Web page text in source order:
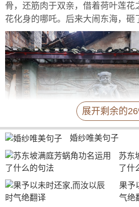
骨，还筋肉于双亲，借着荷叶莲花
花化身的哪吒。后来大闹东海，砸
哪吒闹海、伏龙的传说主要
《封神演义》、《西游记》和《三
展开剩余的
婚纱唯美句子
苏东
了什
果予
气绝